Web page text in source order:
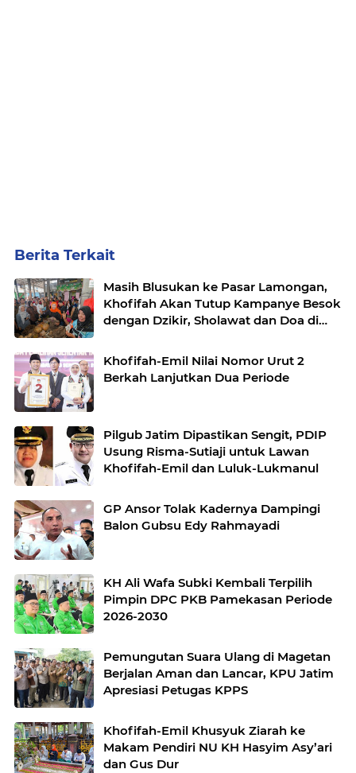
Berita Terkait
Masih Blusukan ke Pasar Lamongan,
Khofifah Akan Tutup Kampanye Besok
dengan Dzikir, Sholawat dan Doa di
Khofifah-Emil Nilai Nomor Urut 2
Berkah Lanjutkan Dua Periode
Pilgub Jatim Dipastikan Sengit, PDIP
Usung Risma-Sutiaji untuk Lawan
Khofifah-Emil dan Luluk-Lukmanul
GP Ansor Tolak Kadernya Dampingi
Balon Gubsu Edy Rahmayadi
KH Ali Wafa Subki Kembali Terpilih
Pimpin DPC PKB Pamekasan Periode
2026-2030
Pemungutan Suara Ulang di Magetan
Berjalan Aman dan Lancar, KPU Jatim
Apresiasi Petugas KPPS
Khofifah-Emil Khusyuk Ziarah ke
Makam Pendiri NU KH Hasyim Asy’ari
dan Gus Dur